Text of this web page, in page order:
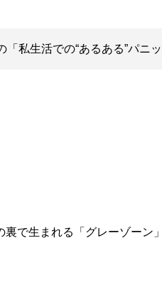
私生活での“あるある”パニ
で生まれる「グレーゾーン